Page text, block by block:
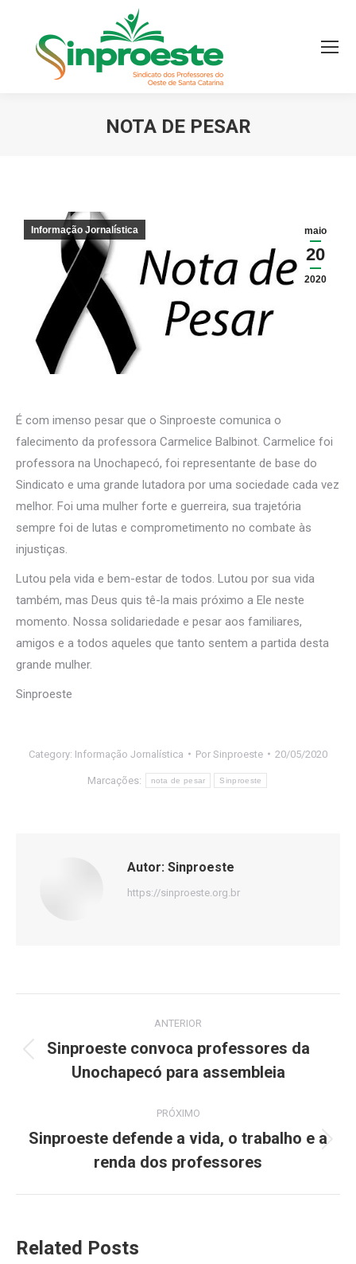
NOTA DE PESAR
maio
20
2020
Informação Jornalística
É com imenso pesar que o Sinproeste comunica o
falecimento da professora Carmelice Balbinot. Carmelice foi
professora na Unochapecó, foi representante de base do
Sindicato e uma grande lutadora por uma sociedade cada vez
melhor. Foi uma mulher forte e guerreira, sua trajetória
sempre foi de lutas e comprometimento no combate às
injustiças.
Lutou pela vida e bem-estar de todos. Lutou por sua vida
também, mas Deus quis tê-la mais próximo a Ele neste
momento. Nossa solidariedade e pesar aos familiares,
amigos e a todos aqueles que tanto sentem a partida desta
grande mulher.
Sinproeste
Category: Informação Jornalística Por Sinproeste 20/05/2020
Marcações: nota de pesar Sinproeste
Autor: Sinproeste
https://sinproeste.org.br
de
post:
ANTERIOR
Post
anterior:
Sinproeste convoca professores da
Unochapecó para assembleia
PRÓXIMO
Próximo
post:
Sinproeste defende a vida, o trabalho e a
renda dos professores
Related Posts